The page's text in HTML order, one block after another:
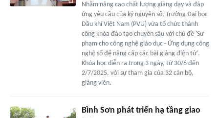
Nhằm nâng cao chất lượng giảng dạy và đáp
ứng yêu cầu của kỷ nguyên số, Trường Đại học
Dầu khí Việt Nam (PVU) vừa tổ chức thành
công khóa đào tạo chuyên sâu với chủ đề 'Sư
phạm cho công nghệ giáo dục - Ứng dụng công
nghệ số để nâng cấp các bài giảng điện tử'.
Khóa học diễn ra trong 3 ngày, từ 30/6 đến
2/7/2025, với sự tham gia của 32 cán bộ,
giảng viên.
Bình Sơn phát triển hạ tầng giao